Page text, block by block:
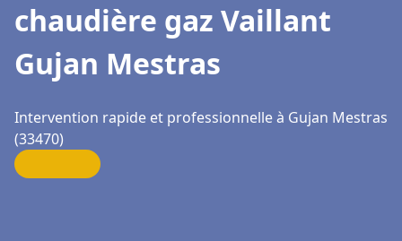
chaudière gaz Vaillant
Gujan Mestras
Intervention rapide et professionnelle à Gujan Mestras
(33470)